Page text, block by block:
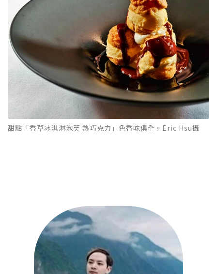
甜點「香草冰淇淋泡芙 熱巧克力」色香味俱全。Eric Hsu攝